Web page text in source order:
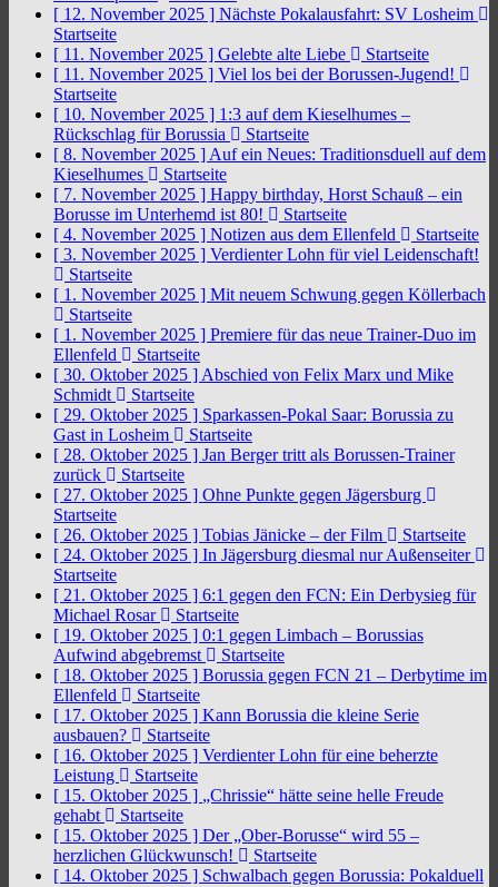
[ 12. November 2025 ] Nächste Pokalausfahrt: SV Losheim
Startseite
[ 11. November 2025 ] Gelebte alte Liebe
Startseite
[ 11. November 2025 ] Viel los bei der Borussen-Jugend!
Startseite
[ 10. November 2025 ] 1:3 auf dem Kieselhumes –
Rückschlag für Borussia
Startseite
[ 8. November 2025 ] Auf ein Neues: Traditionsduell auf dem
Kieselhumes
Startseite
[ 7. November 2025 ] Happy birthday, Horst Schauß – ein
Borusse im Unterhemd ist 80!
Startseite
[ 4. November 2025 ] Notizen aus dem Ellenfeld
Startseite
[ 3. November 2025 ] Verdienter Lohn für viel Leidenschaft!
Startseite
[ 1. November 2025 ] Mit neuem Schwung gegen Köllerbach
Startseite
[ 1. November 2025 ] Premiere für das neue Trainer-Duo im
Ellenfeld
Startseite
[ 30. Oktober 2025 ] Abschied von Felix Marx und Mike
Schmidt
Startseite
[ 29. Oktober 2025 ] Sparkassen-Pokal Saar: Borussia zu
Gast in Losheim
Startseite
[ 28. Oktober 2025 ] Jan Berger tritt als Borussen-Trainer
zurück
Startseite
[ 27. Oktober 2025 ] Ohne Punkte gegen Jägersburg
Startseite
[ 26. Oktober 2025 ] Tobias Jänicke – der Film
Startseite
[ 24. Oktober 2025 ] In Jägersburg diesmal nur Außenseiter
Startseite
[ 21. Oktober 2025 ] 6:1 gegen den FCN: Ein Derbysieg für
Michael Rosar
Startseite
[ 19. Oktober 2025 ] 0:1 gegen Limbach – Borussias
Aufwind abgebremst
Startseite
[ 18. Oktober 2025 ] Borussia gegen FCN 21 – Derbytime im
Ellenfeld
Startseite
[ 17. Oktober 2025 ] Kann Borussia die kleine Serie
ausbauen?
Startseite
[ 16. Oktober 2025 ] Verdienter Lohn für eine beherzte
Leistung
Startseite
[ 15. Oktober 2025 ] „Chrissie“ hätte seine helle Freude
gehabt
Startseite
[ 15. Oktober 2025 ] Der „Ober-Borusse“ wird 55 –
herzlichen Glückwunsch!
Startseite
[ 14. Oktober 2025 ] Schwalbach gegen Borussia: Pokalduell